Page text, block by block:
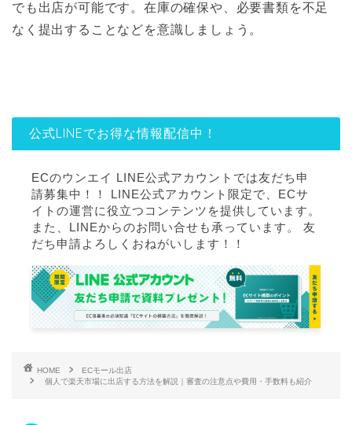
でも出店が可能です。在庫の確保や、必要書類を不足
なく提出することなどを意識しましょう。
公式LINEでお得な情報配信中！
ECのウンエイ LINE公式アカウントでは友だち申
請募集中！！ LINE公式アカウント限定で、ECサ
イトの運営に役立つコンテンツを提供しています。
また、LINEからのお問い合せも承っています。 友
だち申請よろしくおねがいします！！
HOME
ECモール出店
個人で楽天市場に出店する方法を解説｜審査の注意点や費用・手数料も紹介